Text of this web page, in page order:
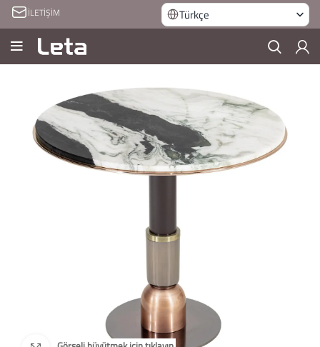
İLETİŞİM Türkçe